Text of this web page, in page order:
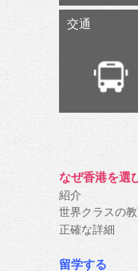
交通
なぜ香港を選
紹介
世界クラスの
正確な詳細
留学する